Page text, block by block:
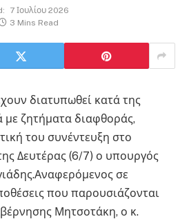
7 Ιουλίου 2026
3 Mins Read
διατυπωθεί κατά της
με ζητήματα διαφθοράς,
του συνέντευξη στο
Δευτέρας (6/7) ο υπουργός
σε
που παρουσιάζονται
Μητσοτάκη, ο κ.